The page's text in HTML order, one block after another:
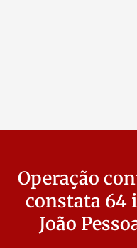
Operação
constata 64
João